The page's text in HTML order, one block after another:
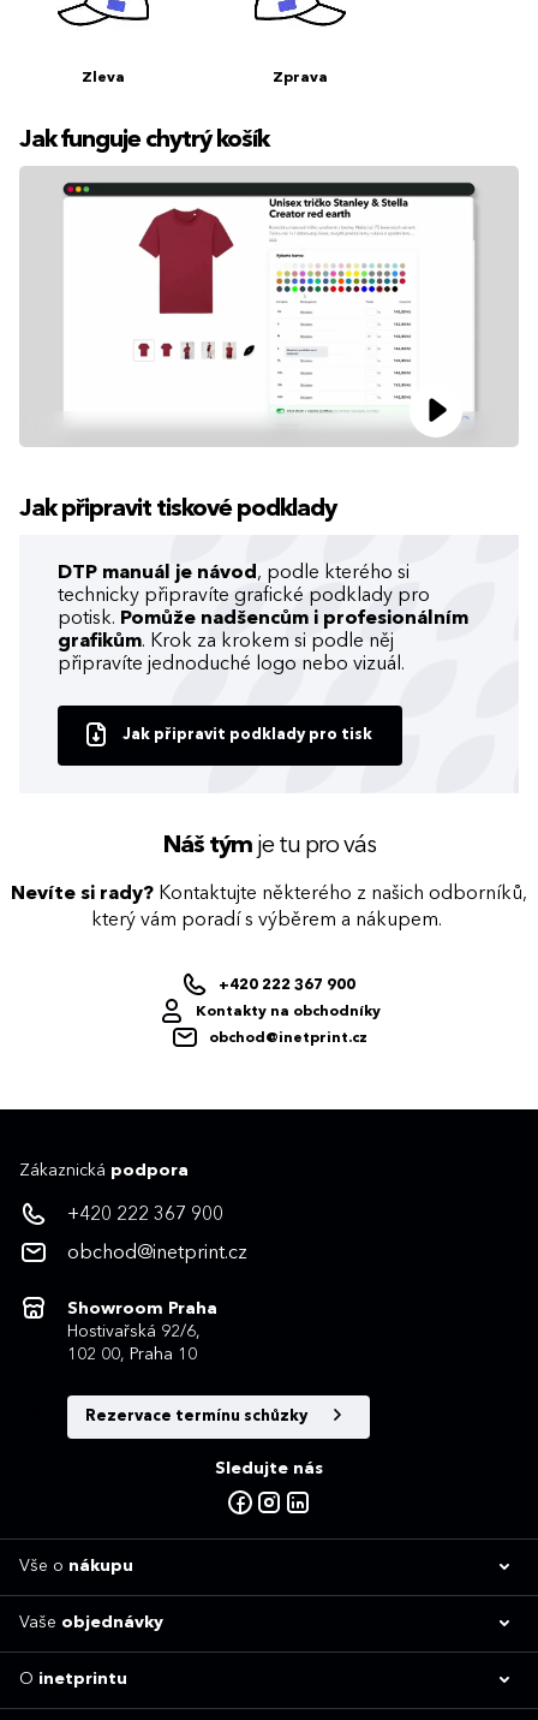
Zleva Zprava
Jak funguje chytrý košík
Jak připravit tiskové podklady
DTP manuál je návod , podle kterého si
technicky připravíte grafické podklady pro
potisk. Pomůže nadšencům i profesionálním
grafikům. Krok za krokem si podle něj
připravíte jednoduché logo nebo vizuál.
Jak připravit podklady pro tisk
Náš týmje tu pro vás
Nevíte si rady? Kontaktujte některého z našich odborníků,
který vám poradí s výběrem a nákupem.
+420 222 367 900
Kontakty na obchodníky
obchod@inetprint.cz
Zákaznická podpora
+420 222 367 900
obchod@inetprint.cz
Showroom Praha
Hostivařská 92/6,
102 00, Praha 10
Rezervace termínu schůzky
Sledujte nás
Vše o nákupu
Vaše objednávky
O inetprintu